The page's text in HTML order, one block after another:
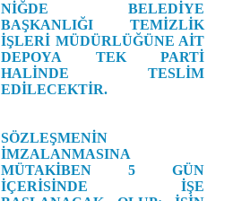
NİĞDE BELEDİYE
BAŞKANLIĞI TEMİZLİK
İŞLERİ MÜDÜRLÜĞÜNE AİT
DEPOYA TEK PARTİ
HALİNDE TESLİM
EDİLECEKTİR.
SÖZLEŞMENİN
İMZALANMASINA
MÜTAKİBEN 5 GÜN
İÇERİSİNDE İŞE